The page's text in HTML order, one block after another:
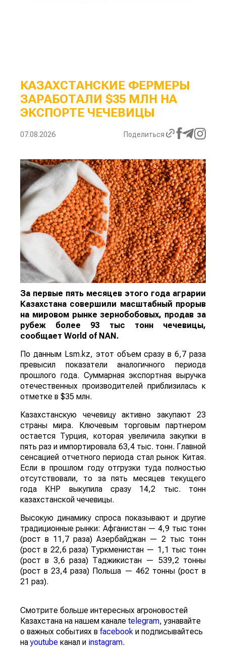
КАЗАХСТАНСКИЕ ФЕРМЕРЫ
ЗАРАБОТАЛИ $35 МЛН НА
ЭКСПОРТЕ ЧЕЧЕВИЦЫ
07.08.2026 Поделиться
За первые пять месяцев этого года аграрии
Казахстана совершили масштабный прорыв
на мировом рынке зернобобовых, продав за
рубеж более 93 тыс тонн чечевицы,
сообщает World of NAN.
По данным Lsm.kz, этот объем сразу в 6,7 раза
превысил показатели аналогичного периода
прошлого года. Суммарная экспортная выручка
отечественных производителей приблизилась к
отметке в $35 млн.
Казахстанскую чечевицу активно закупают 23
страны мира. Ключевым торговым партнером
остается Турция, которая увеличила закупки в
пять раз и импортировала 63,4 тыс. тонн. Главной
сенсацией отчетного периода стал рынок Китая.
Если в прошлом году отгрузки туда полностью
отсутствовали, то за пять месяцев текущего
года КНР выкупила сразу 14,2 тыс. тонн
казахстанской чечевицы.
Высокую динамику спроса показывают и другие
традиционные рынки: Афганистан — 4,9 тыс тонн
(рост в 11,7 раза) Азербайджан — 2 тыс тонн
(рост в 22,6 раза) Туркменистан — 1,1 тыс тонн
(рост в 3,6 раза) Таджикистан — 539,2 тонны
(рост в 23,4 раза) Польша — 462 тонны (рост в
21 раз).
Смотрите больше интересных агроновостей
Казахстана на нашем канале telegram, узнавайте
о важных событиях в facebook и подписывайтесь
наyoutube канал и instagram.